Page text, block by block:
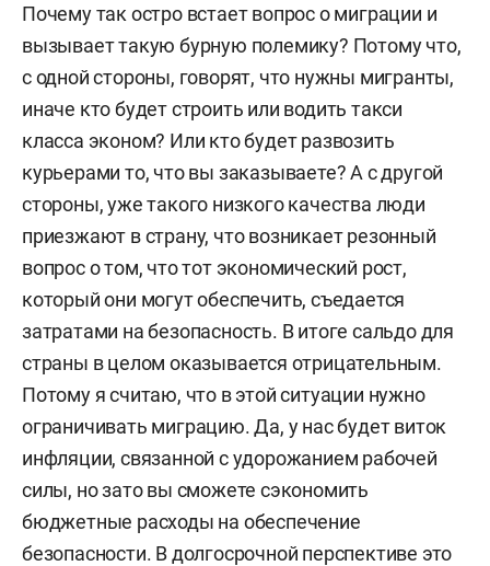
Имеет более 50 публикаций в различных
изданиях. Статьи Голубовского, посвященные
перспективам мировой экономики и
финансовым деривативам, регулярно
публикуются на порталах Bankir.ru, Finam.ru,
«Эксперт Online» и т. д.
В 2009 году издательство «Эксмо» выпустило в
свет книгу Дмитрия «Заговор банкиров». В книге
подробно анализируется все, что так или иначе
связано с кризисом, — от ипотечного кредита до
колебаний курсов мировых валют.
Почему так остро встает вопрос о миграции и
вызывает такую бурную полемику? Потому что,
с одной стороны, говорят, что нужны мигранты,
иначе кто будет строить или водить такси
класса эконом? Или кто будет развозить
курьерами то, что вы заказываете? А с другой
стороны, уже такого низкого качества люди
приезжают в страну, что возникает резонный
вопрос о том, что тот экономический рост,
который они могут обеспечить, съедается
затратами на безопасность. В итоге сальдо для
страны в целом оказывается отрицательным.
Потому я считаю, что в этой ситуации нужно
ограничивать миграцию. Да, у нас будет виток
инфляции, связанной с удорожанием рабочей
силы, но зато вы сможете сэкономить
бюджетные расходы на обеспечение
безопасности. В долгосрочной перспективе это